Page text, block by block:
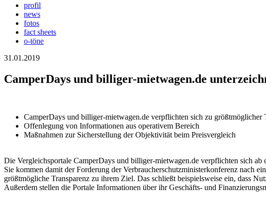
profil
news
fotos
fact sheets
o-töne
31.01.2019
CamperDays und billiger-mietwagen.de
CamperDays und billiger-mietwagen.de verpflichten sich zu größtmöglicher
Offenlegung von Informationen aus operativem Bereich
Maßnahmen zur Sicherstellung der Objektivität beim Preisvergleich
Die Vergleichsportale CamperDays und billiger-mietwagen.de verpflichten sich
Sie kommen damit der Forderung der Verbraucherschutzministerkonferenz nach
größtmögliche Transparenz zu ihrem Ziel. Das schließt beispielsweise ein, dass
Außerdem stellen die Portale Informationen über ihr Geschäfts- und